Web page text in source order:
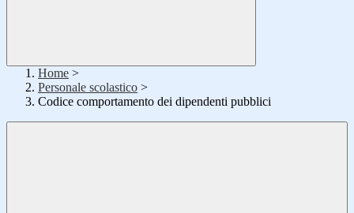
Home >
Personale scolastico >
Codice comportamento dei dipendenti pubblici